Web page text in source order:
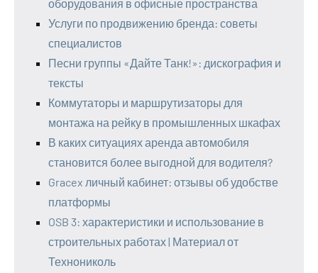
оборудования в офисные пространства
Услуги по продвижению бренда: советы
специалистов
Песни группы «Дайте Танк!»: дискография и
тексты
Коммутаторы и маршрутизаторы для
монтажа на рейку в промышленных шкафах
В каких ситуациях аренда автомобиля
становится более выгодной для водителя?
Gracex личный кабинет: отзывы об удобстве
платформы
OSB 3: характеристики и использование в
строительных работах | Материал от
Технониколь